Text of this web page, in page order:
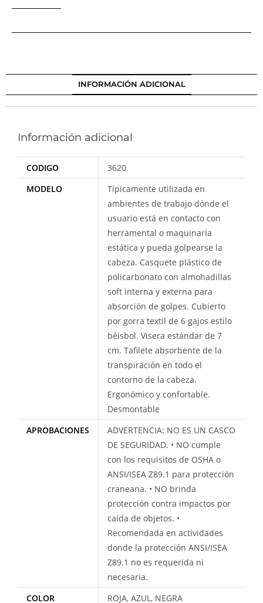
INFORMACIÓN ADICIONAL
Información adicional
CODIGO
3620
MODELO
Típicamente utilizada en
ambientes de trabajo dónde el
usuario está en contacto con
herramental o maquinaria
estática y pueda golpearse la
cabeza. Casquete plástico de
policarbonato con almohadillas
soft interna y externa para
absorción de golpes. Cubierto
por gorra textil de 6 gajos estilo
béisbol. Visera estándar de 7
cm. Tafilete absorbente de la
transpiración en todo el
contorno de la cabeza.
Ergonómico y confortable.
Desmontable
APROBACIONES
ADVERTENCIA: NO ES UN CASCO
DE SEGURIDAD. • NO cumple
con los requisitos de OSHA o
ANSI/ISEA Z89.1 para protección
craneana. • NO brinda
protección contra impactos por
caída de objetos. •
Recomendada en actividades
donde la protección ANSI/ISEA
Z89.1 no es requerida ni
necesaria.
COLOR
ROJA, AZUL, NEGRA